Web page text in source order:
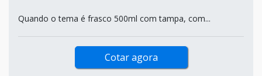
Quando o tema é frasco 500ml com tampa, com...
Cotar agora